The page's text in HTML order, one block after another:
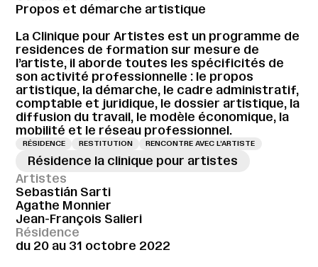
Propos et démarche artistique
La Clinique pour Artistes est un programme de
residences de formation sur mesure de
l’artiste, il aborde toutes les spécificités de
son activité professionnelle : le propos
artistique, la démarche, le cadre administratif,
comptable et juridique, le dossier artistique, la
diffusion du travail, le modèle économique, la
mobilité et le réseau professionnel.
RÉSIDENCE RESTITUTION RENCONTRE AVEC L’ARTISTE
Résidence la clinique pour artistes
Artistes
Sebastián Sarti
Agathe Monnier
Jean-François Salieri
Résidence
du 20 au 31 octobre 2022